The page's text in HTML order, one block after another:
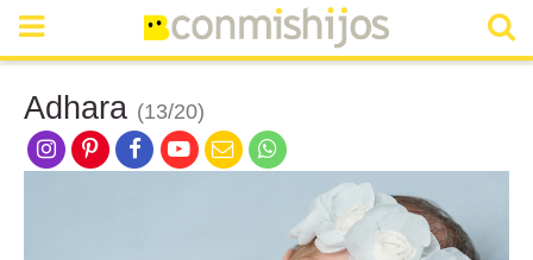
Adhara (13/20)